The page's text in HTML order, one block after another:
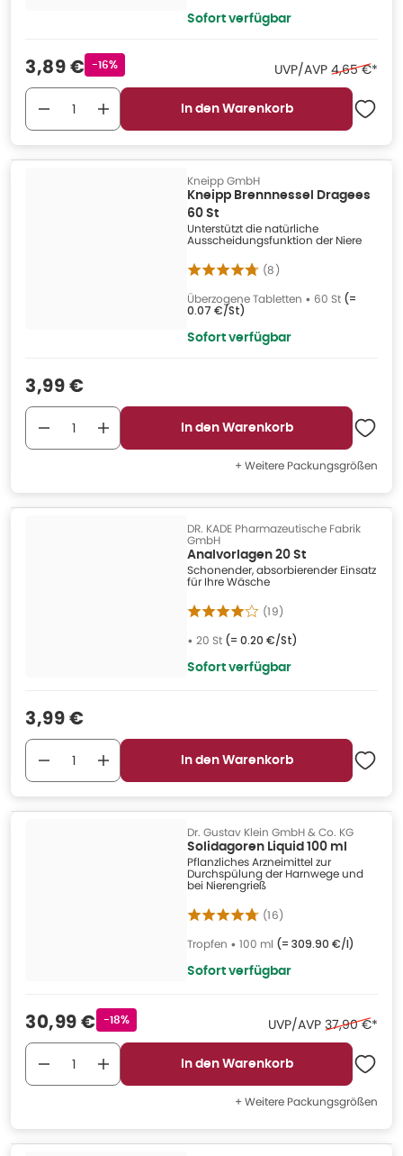
Sofort verfügbar
Verkaufspreis
3,89 €Rabattstempel
-16% UVP/AVP Ehemaliger
4,65 €*
In den Warenkorb
Kneipp GmbH
Kneipp Brennnessel Dragees
60 St
Unterstützt die natürliche
Ausscheidungsfunktion der Niere
(8)
Überzogene Tabletten • 60 St (=
0.07 €/St)
Sofort verfügbar
Verkaufspreis
3,99 €
In den Warenkorb
+ Weitere Packungsgrößen
DR. KADE Pharmazeutische Fabrik
GmbH
Analvorlagen 20 St
Schonender, absorbierender Einsatz
für Ihre Wäsche
(19)
• 20 St (= 0.20 €/St)
Sofort verfügbar
Verkaufspreis
3,99 €
In den Warenkorb
Dr. Gustav Klein GmbH & Co. KG
Solidagoren Liquid 100 ml
Pflanzliches Arzneimittel zur
Durchspülung der Harnwege und
bei Nierengrieß
(16)
Tropfen • 100 ml (= 309.90 €/l)
Sofort verfügbar
Verkaufspreis
30,99 € Rabattstempel
-18% UVP/AVP Ehemaliger
37,90 €*
In den Warenkorb
+ Weitere Packungsgrößen